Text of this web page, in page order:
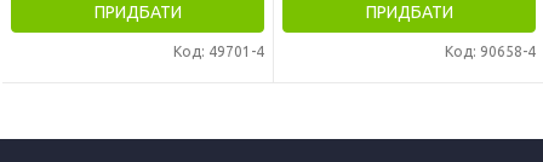
ПРИДБАТИ
Код: 49701-4
ПРИДБАТИ
Код: 90658-4